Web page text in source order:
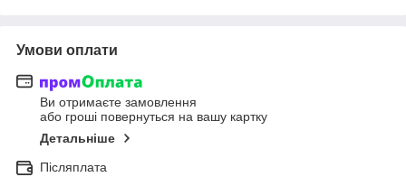
Умови оплати
Ви отримаєте замовлення
або гроші повернуться на вашу картку
Детальніше
Післяплата